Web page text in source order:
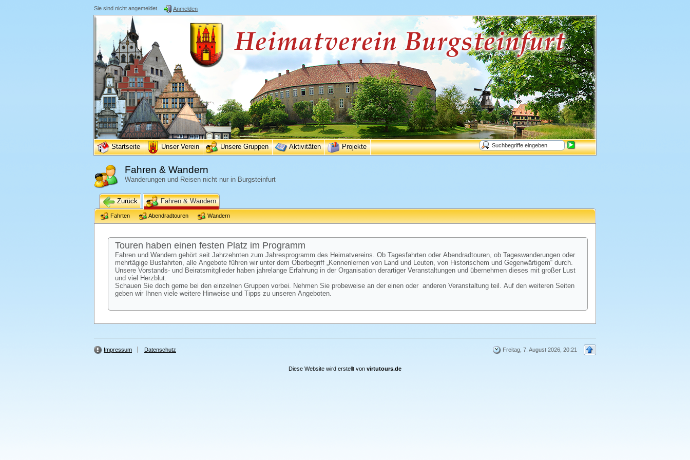
Sie sind nicht angemeldet. Anmelden
Startseite Unser Verein Unsere Gruppen Aktivitäten Projekte
Fahren & Wandern
Wanderungen und Reisen nicht nur in Burgsteinfurt
Zurück Fahren & Wandern
Fahrten Abendradtouren Wandern
Touren haben einen festen Platz im Programm
Fahren und Wandern gehört seit Jahrzehnten zum Jahresprogramm des Heimatvereins. Ob Tagesfahrten oder Abendradtouren, ob Tageswanderungen oder
mehrtägige Busfahrten, alle Angebote führen wir unter dem Oberbegriff „Kennenlernen von Land und Leuten, von Historischem und Gegenwärtigem“ durch.
Unsere Vorstands- und Beiratsmitglieder haben jahrelange Erfahrung in der Organisation derartiger Veranstaltungen und übernehmen dieses mit großer Lust
und viel Herzblut.
Schauen Sie doch gerne bei den einzelnen Gruppen vorbei. Nehmen Sie probeweise an der einen oder anderen Veranstaltung teil. Auf den weiteren Seiten
geben wir Ihnen viele weitere Hinweise und Tipps zu unseren Angeboten.
Impressum Datenschutz Freitag, 7. August 2026, 20:21
Diese Website wird erstellt von virtutours.de